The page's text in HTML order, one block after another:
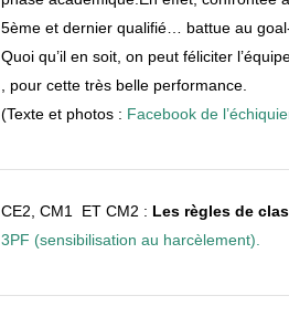
5ème et dernier qualifié… battue au
Quoi qu’il en soit, on peut féliciter
, pour cette très belle performance.
(Texte et photos : Facebook de
CE2, CM1 ET CM2 : Les règles de
3PF (sensibilisation au harcèlement).